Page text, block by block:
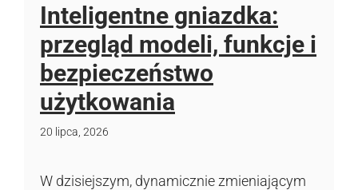
Inteligentne gniazdka:
przegląd modeli, funkcje i
bezpieczeństwo
użytkowania
20 lipca, 2026
W dzisiejszym, dynamicznie zmieniającym